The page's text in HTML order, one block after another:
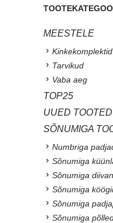
MEESTELE
Kinkekomplektid
Tarvikud
Vaba aeg
TOP25
UUED TOOTED
SÕNUMIGA
Numbriga
Sõnumiga
Sõnumiga
Sõnumiga
Sõnumiga
Sõnumiga